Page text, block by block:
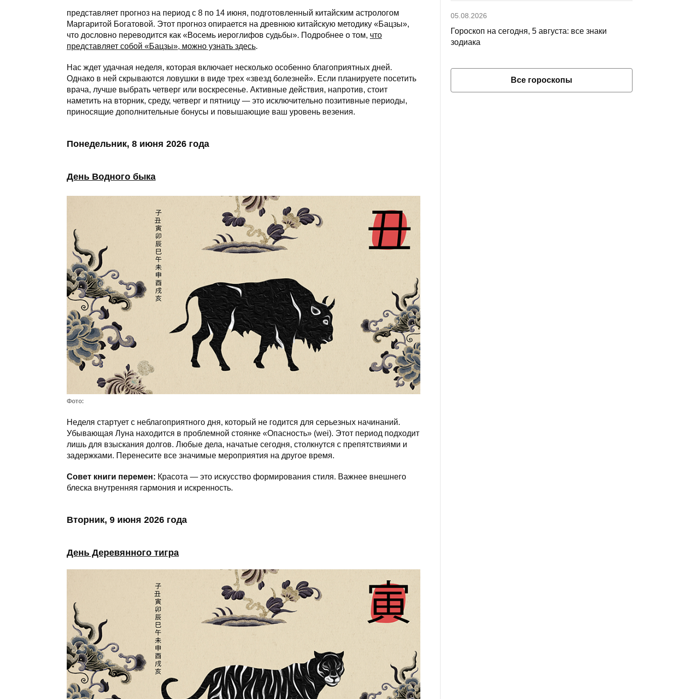
представляет прогноз на период с 8 по 14 июня, подготовленный китайским астрологом
Маргаритой Богатовой. Этот прогноз опирается на древнюю китайскую методику «Бацзы»,
что дословно переводится как «Восемь иероглифов судьбы». Подробнее о том, что
представляет собой «Бацзы», можно узнать здесь.
Нас ждет удачная неделя, которая включает несколько особенно благоприятных дней.
Однако в ней скрываются ловушки в виде трех «звезд болезней». Если планируете посетить
врача, лучше выбрать четверг или воскресенье. Активные действия, напротив, стоит
наметить на вторник, среду, четверг и пятницу — это исключительно позитивные периоды,
приносящие дополнительные бонусы и повышающие ваш уровень везения.
Понедельник, 8 июня 2026 года
День Водного быка
Фото:
Неделя стартует с неблагоприятного дня, который не годится для серьезных начинаний.
Убывающая Луна находится в проблемной стоянке «Опасность» (wei). Этот период подходит
лишь для взыскания долгов. Любые дела, начатые сегодня, столкнутся с препятствиями и
задержками. Перенесите все значимые мероприятия на другое время.
Совет книги перемен: Красота — это искусство формирования стиля. Важнее внешнего
блеска внутренняя гармония и искренность.
Вторник, 9 июня 2026 года
День Деревянного тигра
05.08.2026
Гороскоп на сегодня, 5 августа: все знаки
зодиака
Все гороскопы